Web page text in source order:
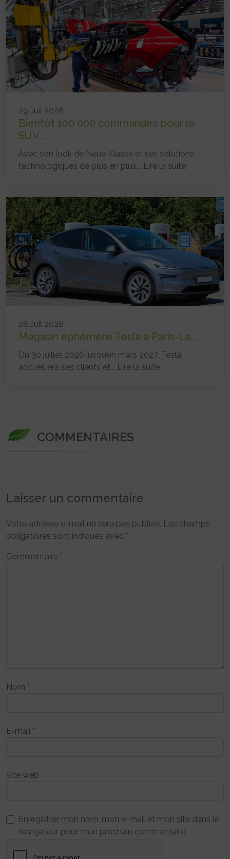
29 Juil 2026
Bientôt 100 000 commandes pour le
SUV...
Avec son look de Neue Klasse et ses solutions
technologiques de plus en plus... Lire la suite
28 Juil 2026
Magasin éphémère Tesla à Paris-La...
Du 30 juillet 2026 jusqu’en mars 2027, Tesla
accueillera ses clients et... Lire la suite
COMMENTAIRES
Laisser un commentaire
Votre adresse e-mail ne sera pas publiée. Les champs
obligatoires sont indiqués avec *
Commentaire *
Nom *
E-mail *
Site web
Enregistrer mon nom, mon e-mail et mon site dans le
navigateur pour mon prochain commentaire.